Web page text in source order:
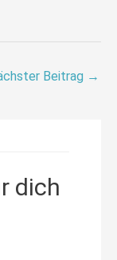
Beitrag →
dich